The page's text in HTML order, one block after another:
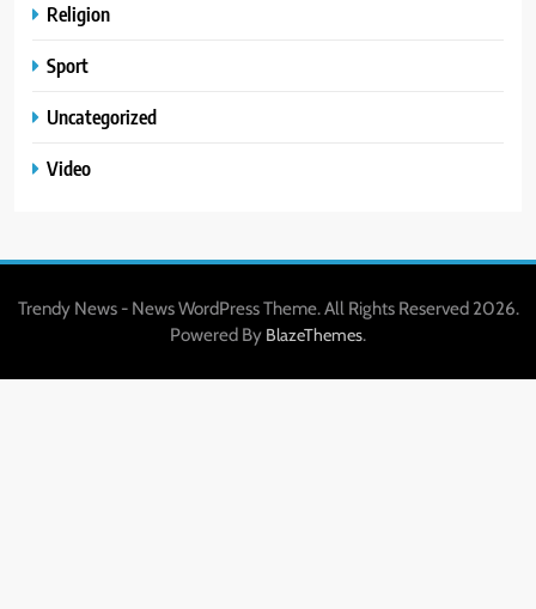
Religion
Sport
Uncategorized
Video
Trendy News - News WordPress Theme. All Rights Reserved 2026.
Powered By BlazeThemes.